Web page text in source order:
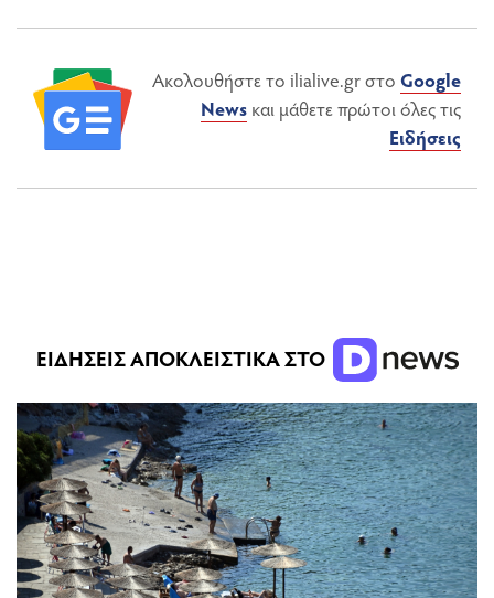
Ακολουθήστε το ilialive.gr στο Google
News και μάθετε πρώτοι όλες τις
Ειδήσεις
ΕΙΔΗΣΕΙΣ ΑΠΟΚΛΕΙΣΤΙΚΑ ΣΤΟ